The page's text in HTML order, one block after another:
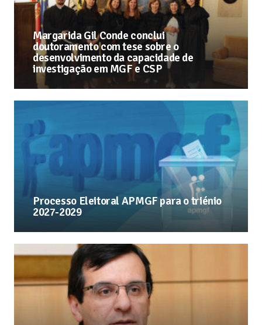
Margarida Gil Conde conclui
doutoramento com tese sobre o
desenvolvimento da capacidade de
investigação em MGF e CSP
Processo Eleitoral APMGF para o triénio
2027-2029